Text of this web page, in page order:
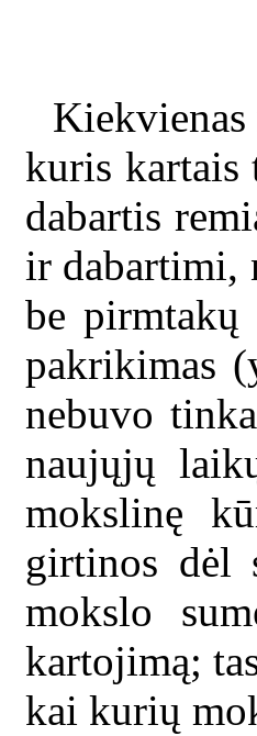
Kiekvienas
kuris kartais
dabartis
ir dabartimi,
be
pakrikimas
nebuvo
naujųjų
mokslinę
girtinos dėl
mokslo
kartojimą;
kai kurių